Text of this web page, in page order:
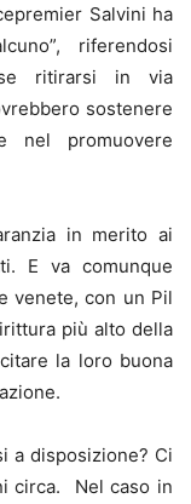
Salvini ha
riferendosi
ritirarsi in via
sostenere
nel promuovere
in merito ai
E va comunque
venete, con un Pil
più alto della
la loro buona
a disposizione? Ci
circa. Nel caso in